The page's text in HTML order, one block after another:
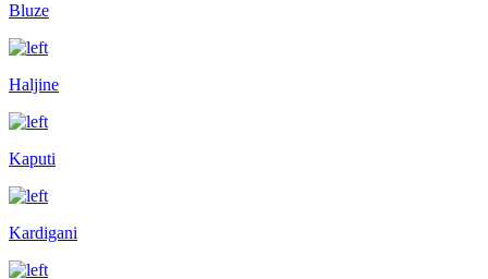
Bluze
Haljine
Kaputi
Kardigani